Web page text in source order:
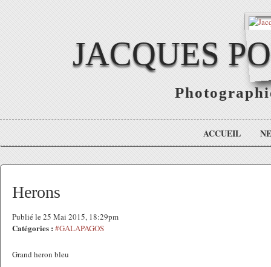
JACQUES
ACCUEIL
Herons
Publié le 25 Mai 2015, 18:29pm
Catégories : #GALAPAGOS
Grand heron bleu